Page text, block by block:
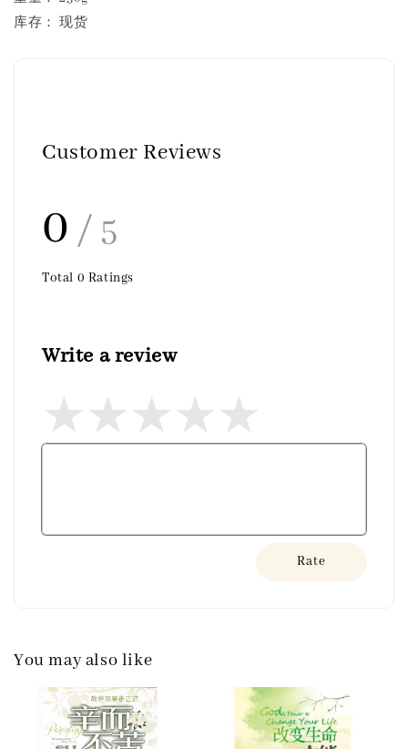
库存： 现货
Customer Reviews
0 / 5
Total 0 Ratings
Write a review
Rate
You may also like